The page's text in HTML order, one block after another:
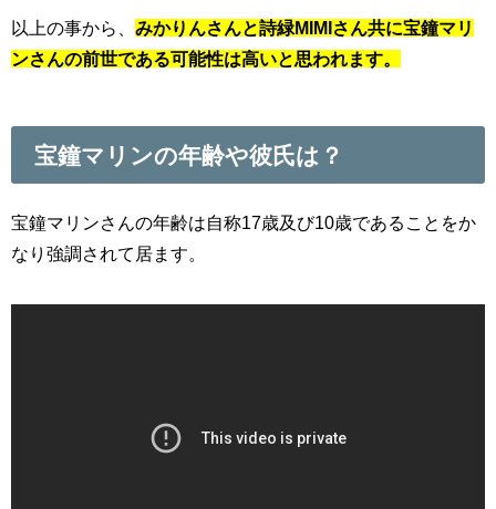
以上の事から、 みかりんさんと詩緑MIMIさん共に宝鐘マリ
ンさんの前世である可能性は高いと思われます。
宝鐘マリンの年齢や彼氏は？
宝鐘マリンさんの年齢は自称17歳及び10歳であることをか
なり強調されて居ます。